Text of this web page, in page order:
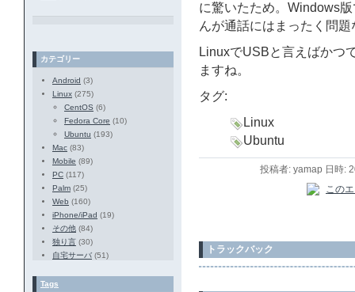
に驚いたため。Windows
んが通話にはまったく問
LinuxでUSBと言えばかつ
ますね。
タグ:
Linux
Ubuntu
投稿者: yamap 日時:
トラックバック
カテゴリー
Android (3)
Linux (275)
CentOS (6)
Fedora Core (10)
Ubuntu (193)
Mac (83)
Mobile (89)
PC (117)
Palm (25)
Web (160)
iPhone/iPad (19)
その他 (84)
独り言 (30)
自宅サーバ (51)
Tags